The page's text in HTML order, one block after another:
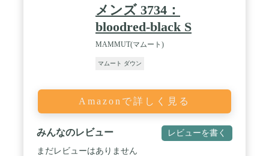
メンズ 3734：
bloodred-black S
MAMMUT(マムート)
マムート ダウン
Amazonで詳しく見る
みんなのレビュー レビューを書く
まだレビューはありません